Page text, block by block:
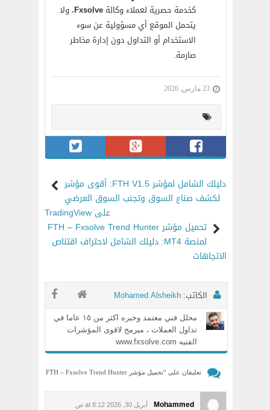
كخدمة حصرية لعملاء وكالة Fxsolve، ولا
يتحمل الموقع أي مسؤولية عن سوء
الاستخدام أو التداول دون إدارة مخاطر
صارمة.
23 مارس, 2026
دليلك الشامل لمؤشر FTH V1.5: أقوى مؤشر
لكشف صناع السوق وتجنب السوق العرضي
على TradingView
تحميل مؤشر FTH – Fxsolve Trend Hunter
لمنصة MT4: دليلك الشامل لاحتراف اقتناص
الاتجاهات
الكاتب: Mohamed Alsheikh
محلل فني معتمد وخبره اكثر من ١٥ عاما في
تداول العملات ، مبرمج لاقوى المؤشرات
الفنيه www.fxsolve.com
تعليقان على “ تحميل مؤشر FTH – Fxsolve Trend Hunter
لمنصة MT5: دليلك الشامل لاحتراف اقتناص الاتجاهات
Mohammed أبريل 30, 2026 at 8:12 ص